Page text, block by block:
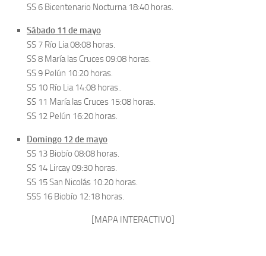
SS 6 Bicentenario Nocturna 18:40 horas.
Sábado 11 de mayo
SS 7 Río Lia 08:08 horas.
SS 8 María las Cruces 09:08 horas.
SS 9 Pelún 10:20 horas.
SS 10 Río Lia 14:08 horas..
SS 11 María las Cruces 15:08 horas.
SS 12 Pelún 16:20 horas.
Domingo 12 de mayo
SS 13 Biobío 08:08 horas.
SS 14 Lircay 09:30 horas.
SS 15 San Nicolás 10:20 horas.
SSS 16 Biobío 12:18 horas.
[MAPA INTERACTIVO]